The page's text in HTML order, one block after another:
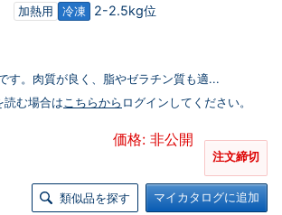
加熱用 冷凍 2-2.5kg位
す。肉質が良く、脂やゼラチン質も適...
読む場合はこちらから ログインしてください。
価格: 非公開
注文締切
類似品を探す マイカタログに追加